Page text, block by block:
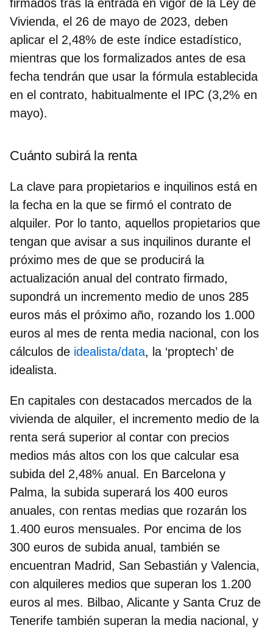
firmados tras la entrada en vigor de la Ley de
Vivienda, el 26 de mayo de 2023, deben
aplicar el 2,48% de este índice estadístico,
mientras que los formalizados antes de esa
fecha tendrán que usar la fórmula establecida
en el contrato, habitualmente el IPC (3,2% en
mayo).
Cuánto subirá la renta
La clave para propietarios e inquilinos está en
la fecha en la que se firmó el contrato de
alquiler. Por lo tanto, aquellos propietarios que
tengan que avisar a sus inquilinos durante el
próximo mes de que se producirá la
actualización anual del contrato firmado,
supondrá un incremento medio de unos 285
euros más el próximo año, rozando los 1.000
euros al mes de renta media nacional, con los
cálculos de idealista/data, la ‘proptech’ de
idealista.
En capitales con destacados mercados de la
vivienda de alquiler, el incremento medio de la
renta será superior al contar con precios
medios más altos con los que calcular esa
subida del 2,48% anual. En Barcelona y
Palma, la subida superará los 400 euros
anuales, con rentas medias que rozarán los
1.400 euros mensuales. Por encima de los
300 euros de subida anual, también se
encuentran Madrid, San Sebastián y Valencia,
con alquileres medios que superan los 1.200
euros al mes. Bilbao, Alicante y Santa Cruz de
Tenerife también superan la media nacional, y